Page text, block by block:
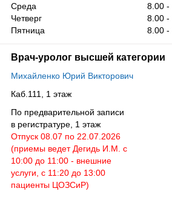
Среда
Четверг
Пятница
8.00 -
8.00 -
8.00 -
Врач-уролог высшей категории
Михайленко Юрий Викторович
Каб.111, 1 этаж
По предварительной записи
в регистратуре, 1 этаж
Отпуск 08.07 по 22.07.2026
(приемы ведет Дегидь И.М. с
10:00 до 11:00 - внешние
услуги, с 11:20 до 13:00
пациенты ЦОЗСиР)